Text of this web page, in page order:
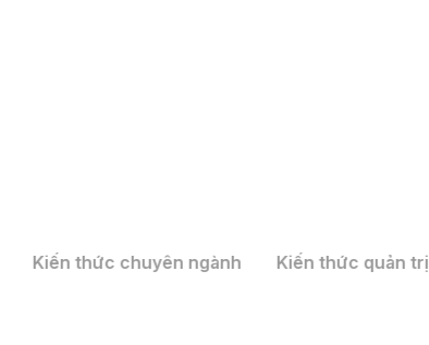
Kiến thức chuyên ngành Kiến thức quản trị